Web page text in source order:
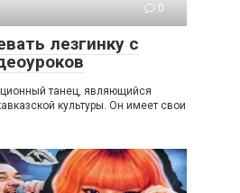
0
лезгинку с
танец, являющийся
культуры. Он имеет свои